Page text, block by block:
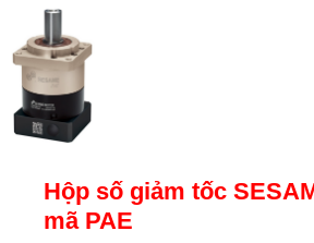
Hộp số giảm tốc
mã PAE